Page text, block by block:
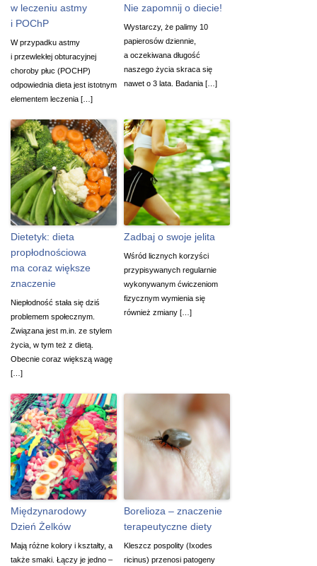
w leczeniu astmy
i POChP
W przypadku astmy
i przewlekłej obturacyjnej
choroby płuc (POCHP)
odpowiednia dieta jest istotnym
elementem leczenia […]
Nie zapomnij o diecie!
Wystarczy, że palimy 10
papierosów dziennie,
a oczekiwana długość
naszego życia skraca się
nawet o 3 lata. Badania […]
Dietetyk: dieta
propłodnościowa
ma coraz większe
znaczenie
Niepłodność stała się dziś
problemem społecznym.
Związana jest m.in. ze stylem
życia, w tym też z dietą.
Obecnie coraz większą wagę
[…]
Zadbaj o swoje jelita
Wśród licznych korzyści
przypisywanych regularnie
wykonywanym ćwiczeniom
fizycznym wymienia się
również zmiany […]
Międzynarodowy
Dzień Żelków
Mają różne kolory i kształty, a
także smaki. Łączy je jedno –
Borelioza – znaczenie
terapeutyczne diety
Kleszcz pospolity (Ixodes
ricinus) przenosi patogeny